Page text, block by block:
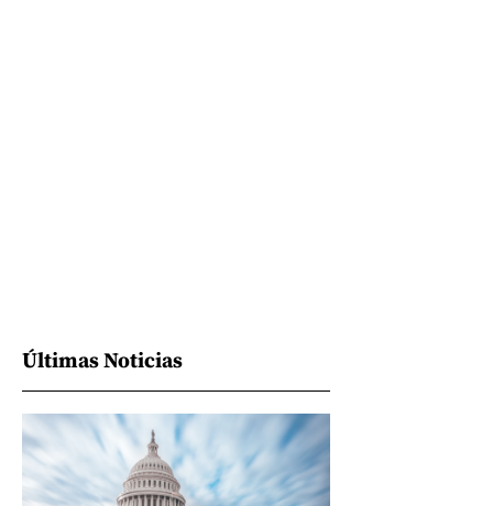
Últimas Noticias